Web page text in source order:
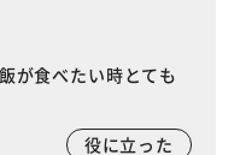
が食べたい時とても
役に立った